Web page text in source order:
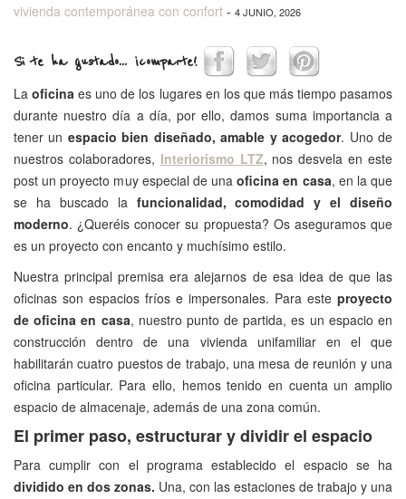
vivienda contemporánea con confort - 4 JUNIO, 2026
Si te ha gustado... ¡comparte!
Laoficina es uno de los lugares en los que más tiempo pasamos
durante nuestro día a día, por ello, damos suma importancia a
tener un espacio bien diseñado, amable y acogedor. Uno de
nuestros colaboradores, Interiorismo LTZ, nos desvela en este
post un proyecto muy especial de unaoficina en casa, en la que
se ha buscado la funcionalidad, comodidad y el diseño
moderno. ¿Queréis conocer su propuesta? Os aseguramos que
es un proyecto con encanto y muchísimo estilo.
Nuestra principal premisa era alejarnos de esa idea de que las
oficinas son espacios fríos e impersonales. Para este proyecto
de oficina en casa, nuestro punto de partida, es un espacio en
construcción dentro de una vivienda unifamiliar en el que
habilitarán cuatro puestos de trabajo, una mesa de reunión y una
oficina particular. Para ello, hemos tenido en cuenta un amplio
espacio de almacenaje, además de una zona común.
El primer paso, estructurar y dividir el espacio
Para cumplir con el programa establecido el espacio se ha
dividido en dos zonas. Una, con las estaciones de trabajo y una